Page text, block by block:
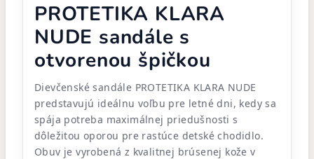
PROTETIKA KLARA
NUDE sandále s
otvorenou špičkou
Dievčenské sandále PROTETIKA KLARA NUDE
predstavujú ideálnu voľbu pre letné dni, kedy sa
spája potreba maximálnej priedušnosti s
dôležitou oporou pre rastúce detské chodidlo.
Obuv je vyrobená z kvalitnej brúsenej kože v